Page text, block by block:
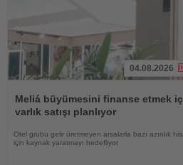
Oku
04.08.2026
Meliá büyümesini finanse etmek
varlık satışı planlıyor
Otel grubu gelir üretmeyen arsalarla bazı azınlık
için kaynak yaratmayı hedefliyor